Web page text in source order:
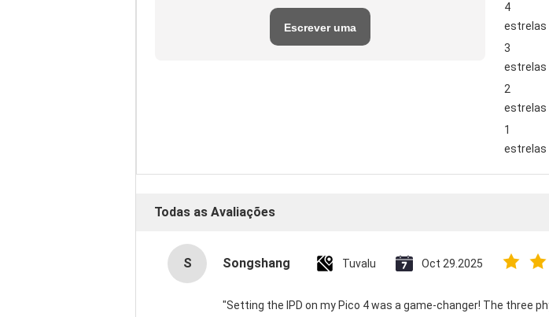
Escrever uma
4
estrelas
3
estrelas
2
estrelas
1
estrelas
Todas as Avaliações
S Songshang Tuvalu Oct 29.2025
"Setting the IPD on my Pico 4 was a game-changer! The three